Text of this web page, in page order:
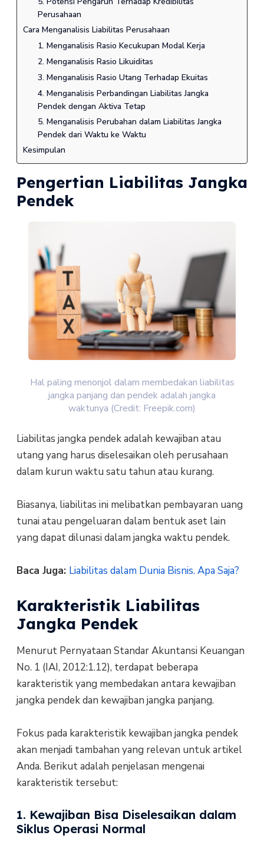
Perusahaan
Cara Menganalisis Liabilitas Perusahaan
1. Menganalisis Rasio Kecukupan Modal Kerja
2. Menganalisis Rasio Likuiditas
3. Menganalisis Rasio Utang Terhadap Ekuitas
4. Menganalisis Perbandingan Liabilitas Jangka
Pendek dengan Aktiva Tetap
5. Menganalisis Perubahan dalam Liabilitas Jangka
Pendek dari Waktu ke Waktu
Kesimpulan
Pengertian Liabilitas Jangka
Pendek
Hal paling menonjol dalam membedakan liabilitas
jangka panjang dan pendek adalah jangka
waktunya (Credit: Freepik.com)
Liabilitas jangka pendek adalah kewajiban atau
utang yang harus diselesaikan oleh perusahaan
dalam kurun waktu satu tahun atau kurang.
Biasanya, liabilitas ini melibatkan pembayaran uang
tunai atau pengeluaran dalam bentuk aset lain
yang dapat dilunasi dalam jangka waktu pendek.
Baca Juga: Liabilitas dalam Dunia Bisnis. Apa Saja?
Karakteristik Liabilitas
Jangka Pendek
Menurut Pernyataan Standar Akuntansi Keuangan
No. 1 (IAI, 2012:1.12), terdapat beberapa
karakteristik yang membedakan antara kewajiban
jangka pendek dan kewajiban jangka panjang.
Fokus pada karakteristik kewajiban jangka pendek
akan menjadi tambahan yang relevan untuk artikel
Anda. Berikut adalah penjelasan mengenai
karakteristik tersebut:
1. Kewajiban Bisa Diselesaikan dalam
Siklus Operasi Normal